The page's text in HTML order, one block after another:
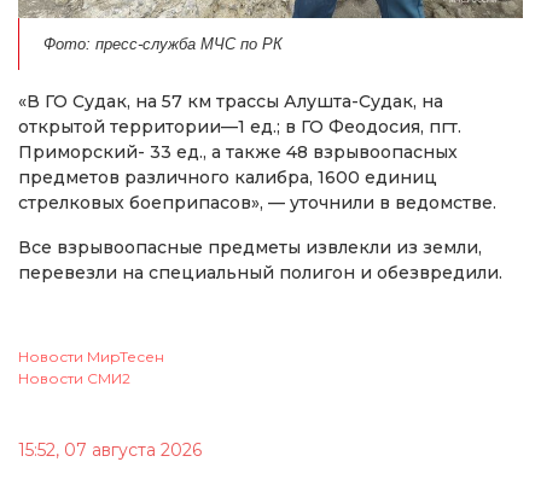
Фото: пресс-служба МЧС по РК
«В ГО Судак, на 57 км трассы Алушта-Судак, на
открытой территории—1 ед.; в ГО Феодосия, пгт.
Приморский- 33 ед., а также 48 взрывоопасных
предметов различного калибра, 1600 единиц
стрелковых боеприпасов», — уточнили в ведомстве.
Все взрывоопасные предметы извлекли из земли,
перевезли на специальный полигон и обезвредили.
Новости МирТесен
Новости СМИ2
15:52, 07 августа 2026